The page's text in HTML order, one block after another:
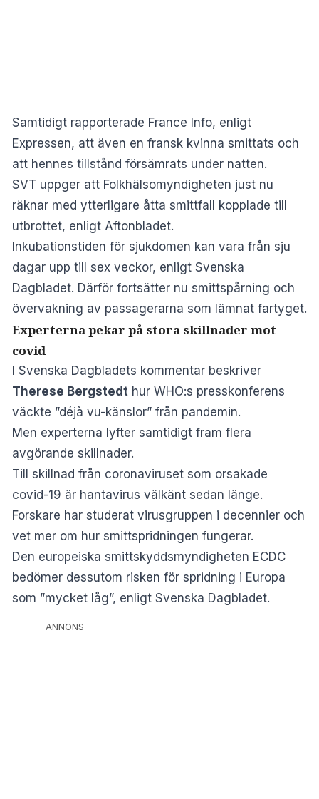
Samtidigt rapporterade France Info, enligt
Expressen, att även en fransk kvinna smittats och
att hennes tillstånd försämrats under natten.
SVT uppger att Folkhälsomyndigheten just nu
räknar med ytterligare åtta smittfall kopplade till
utbrottet, enligt Aftonbladet.
Inkuba­tionstiden för sjukdomen kan vara från sju
dagar upp till sex veckor, enligt Svenska
Dagbladet. Därför fortsätter nu smittspårning och
övervakning av passagerarna som lämnat fartyget.
Experterna pekar på stora skillnader mot
covid
I Svenska Dagbladets kommentar beskriver
Therese Bergstedt hur WHO:s presskonferens
väckte ”déjà vu-känslor” från pandemin.
Men experterna lyfter samtidigt fram flera
avgörande skillnader.
Till skillnad från coronaviruset som orsakade
covid-19 är hantavirus välkänt sedan länge.
Forskare har studerat virusgruppen i decennier och
vet mer om hur smittspridningen fungerar.
Den europeiska smittskyddsmyndigheten ECDC
bedömer dessutom risken för spridning i Europa
som ”mycket låg”, enligt Svenska Dagbladet.
ANNONS